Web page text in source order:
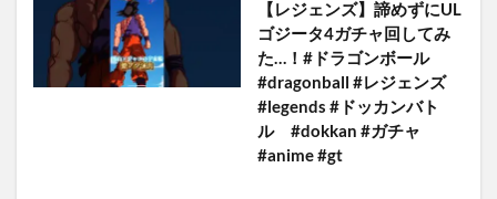
【レジェンズ】諦めずにUL
ゴジータ4ガチャ回してみ
た…！#ドラゴンボール
#dragonball #レジェンズ
#legends #ドッカンバト
ル #dokkan #ガチャ
#anime #gt